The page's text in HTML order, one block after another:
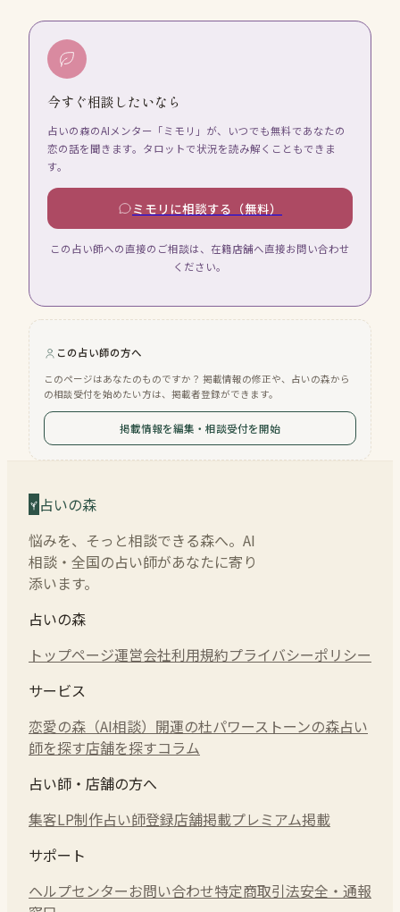
今すぐ相談したいなら
占いの森のAIメンター「ミモリ」が、いつでも無料であなたの
恋の話を聞きます。タロットで状況を読み解くこともできま
す。
ミモリに相談する（無料）
この占い師への直接のご相談は、在籍店舗へ直接お問い合わせ
ください。
この占い師の方へ
このページはあなたのものですか？ 掲載情報の修正や、占いの森から
の相談受付を始めたい方は、掲載者登録ができます。
掲載情報を編集・相談受付を開始
占いの森
悩みを、そっと相談できる森へ。AI
相談・全国の占い師があなたに寄り
添います。
占いの森
トップページ運営会社利用規約プライバシーポリシー
サービス
恋愛の森（AI相談） 開運の杜パワーストーンの森占い
師を探す店舗を探すコラム
占い師・店舗の方へ
集客LP制作占い師登録店舗掲載プレミアム掲載
サポート
ヘルプセンターお問い合わせ特定商取引法安全・通報